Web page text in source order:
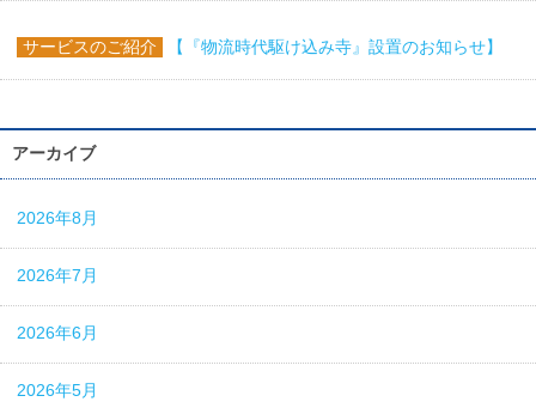
サービスのご紹介 【『物流時代駆け込み寺』設置のお知らせ】
アーカイブ
2026年8月
2026年7月
2026年6月
2026年5月